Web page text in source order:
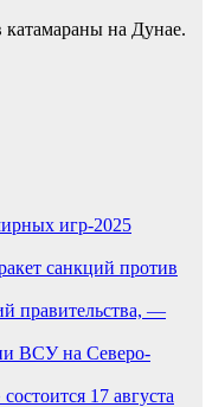
катамараны на Дунае.
игр-2025
санкций против
правительства, —
ВСУ на Северо-
17 августа